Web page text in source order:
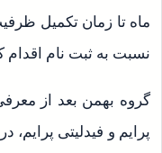
ماه تا زمان تکمیل
نسبت به ثبت نام اقدام
گروه بهمن بعد از